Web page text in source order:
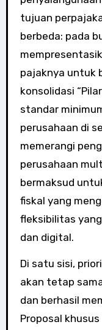
tujuan
berbeda: pada
pajaknya untuk
konsolidasi
standar
perusahaan di
memerangi
perusahaan
bermaksud
fiskal yang
fleksibilitas
dan digital.
Di satu sisi,
akan tetap
dan berhasil
Proposal